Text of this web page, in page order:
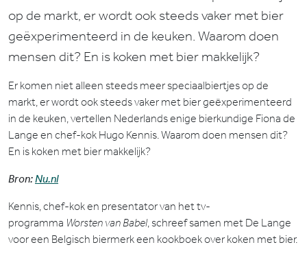
op de markt, er wordt ook steeds vaker met bier
geëxperimenteerd in de keuken. Waarom doen
mensen dit? En is koken met bier makkelijk?
Er komen niet alleen steeds meer speciaalbiertjes op de
markt, er wordt ook steeds vaker met bier geëxperimenteerd
in de keuken, vertellen Nederlands enige bierkundige Fiona de
Lange en chef-kok Hugo Kennis. Waarom doen mensen dit?
En is koken met bier makkelijk?
Bron:Nu.nl
Kennis, chef-kok en presentator van het tv-
programma Worsten van Babel, schreef samen met De Lange
voor een Belgisch biermerk een kookboek over koken met bier.